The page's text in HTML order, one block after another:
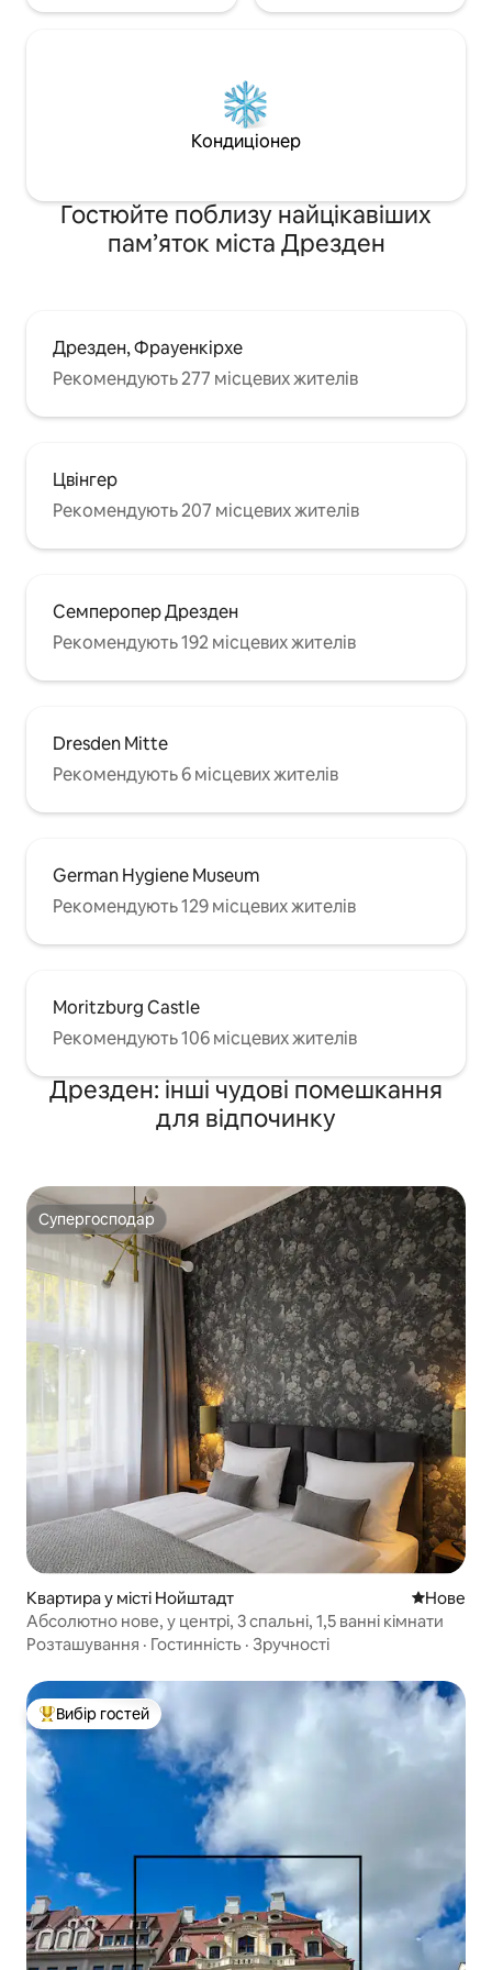
Кондиціонер
Гостюйте поблизу найцікавіших
пам’яток міста Дрезден
Дрезден, Фрауенкірхе
Рекомендують 277 місцевих жителів
Цвінгер
Рекомендують 207 місцевих жителів
Семперопер Дрезден
Рекомендують 192 місцевих жителів
Dresden Mitte
Рекомендують 6 місцевих жителів
German Hygiene Museum
Рекомендують 129 місцевих жителів
Moritzburg Castle
Рекомендують 106 місцевих жителів
Дрезден: інші чудові помешкання
для відпочинку
Супергосподар
Супергосподар
Квартира у місті Нойштадт Нове
Нове
Абсолютно нове, у центрі, 3 спальні, 1,5 ванні кімнати
Розташування · Гостинність · Зручності
Топ вибір гостей
Вибір гостей